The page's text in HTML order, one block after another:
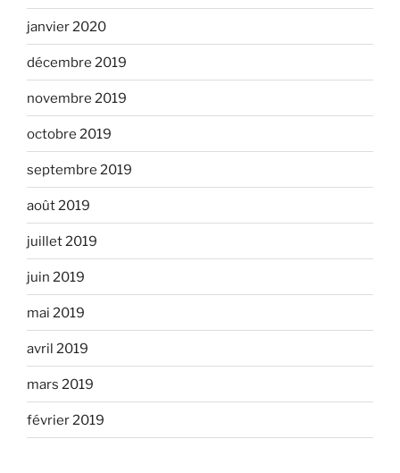
janvier 2020
décembre 2019
novembre 2019
octobre 2019
septembre 2019
août 2019
juillet 2019
juin 2019
mai 2019
avril 2019
mars 2019
février 2019